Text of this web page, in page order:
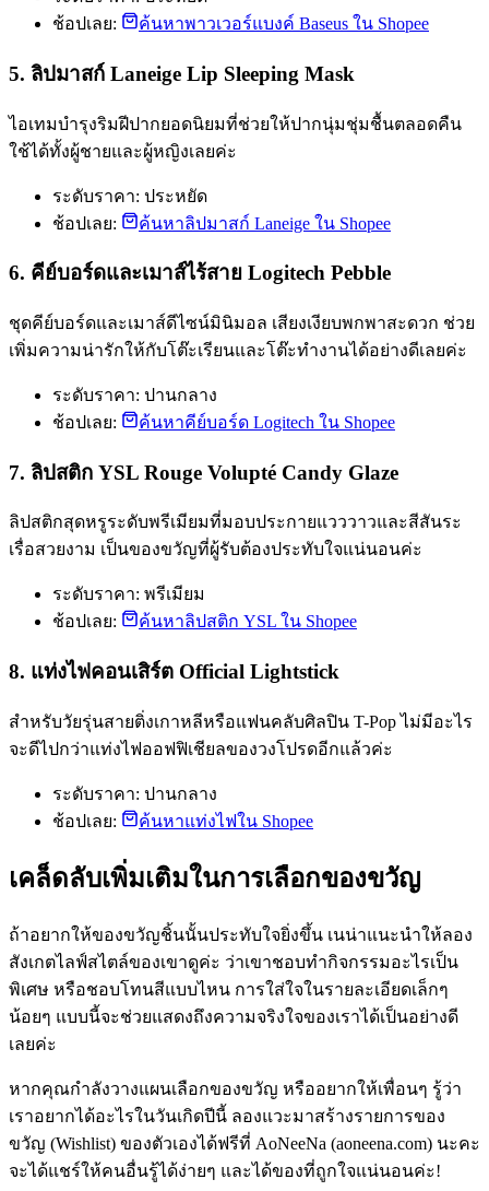
ช้อปเลย:
ค้นหาพาวเวอร์แบงค์ Baseus ใน Shopee
5. ลิปมาสก์ Laneige Lip Sleeping Mask
ไอเทมบำรุงริมฝีปากยอดนิยมที่ช่วยให้ปากนุ่มชุ่มชื้นตลอดคืน
ใช้ได้ทั้งผู้ชายและผู้หญิงเลยค่ะ
ระดับราคา: ประหยัด
ช้อปเลย:
ค้นหาลิปมาสก์ Laneige ใน Shopee
6. คีย์บอร์ดและเมาส์ไร้สาย Logitech Pebble
ชุดคีย์บอร์ดและเมาส์ดีไซน์มินิมอล เสียงเงียบพกพาสะดวก ช่วย
เพิ่มความน่ารักให้กับโต๊ะเรียนและโต๊ะทำงานได้อย่างดีเลยค่ะ
ระดับราคา: ปานกลาง
ช้อปเลย:
ค้นหาคีย์บอร์ด Logitech ใน Shopee
7. ลิปสติก YSL Rouge Volupté Candy Glaze
ลิปสติกสุดหรูระดับพรีเมียมที่มอบประกายแวววาวและสีสันระ
เรื่อสวยงาม เป็นของขวัญที่ผู้รับต้องประทับใจแน่นอนค่ะ
ระดับราคา: พรีเมียม
ช้อปเลย:
ค้นหาลิปสติก YSL ใน Shopee
8. แท่งไฟคอนเสิร์ต Official Lightstick
สำหรับวัยรุ่นสายติ่งเกาหลีหรือแฟนคลับศิลปิน T-Pop ไม่มีอะไร
จะดีไปกว่าแท่งไฟออฟฟิเชียลของวงโปรดอีกแล้วค่ะ
ระดับราคา: ปานกลาง
ช้อปเลย:
ค้นหาแท่งไฟใน Shopee
เคล็ดลับเพิ่มเติมในการเลือกของขวัญ
ถ้าอยากให้ของขวัญชิ้นนั้นประทับใจยิ่งขึ้น เนน่าแนะนำให้ลอง
สังเกตไลฟ์สไตล์ของเขาดูค่ะ ว่าเขาชอบทำกิจกรรมอะไรเป็น
พิเศษ หรือชอบโทนสีแบบไหน การใส่ใจในรายละเอียดเล็กๆ
น้อยๆ แบบนี้จะช่วยแสดงถึงความจริงใจของเราได้เป็นอย่างดี
เลยค่ะ
หากคุณกำลังวางแผนเลือกของขวัญ หรืออยากให้เพื่อนๆ รู้ว่า
เราอยากได้อะไรในวันเกิดปีนี้ ลองแวะมาสร้างรายการของ
ขวัญ (Wishlist) ของตัวเองได้ฟรีที่ AoNeeNa (aoneena.com) นะคะ
จะได้แชร์ให้คนอื่นรู้ได้ง่ายๆ และได้ของที่ถูกใจแน่นอนค่ะ!